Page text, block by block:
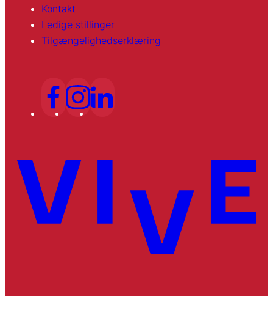
Kontakt
Ledige stillinger
Tilgængelighedserklæring